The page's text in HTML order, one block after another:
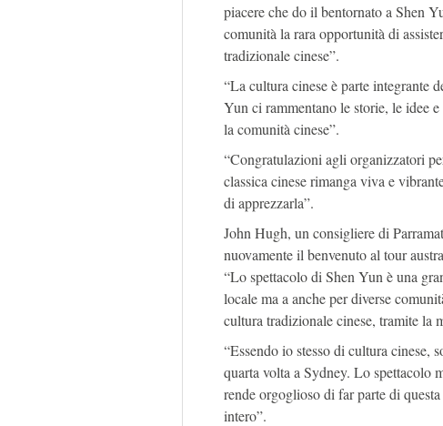
piacere che do il bentornato a Shen
comunità la rara opportunità di
tradizionale cinese”.
“La cultura cinese è parte integrante
Yun ci rammentano le storie, le idee
la comunità cinese”.
“Congratulazioni agli organizzatori
classica cinese rimanga viva e
di apprezzarla”.
John Hugh, un consigliere di
nuovamente il benvenuto al tour
“Lo spettacolo di Shen Yun è una
locale ma a anche per diverse
cultura tradizionale cinese, tramite la
“Essendo io stesso di cultura cinese,
quarta volta a Sydney. Lo spettacolo
rende orgoglioso di far parte di
intero”.